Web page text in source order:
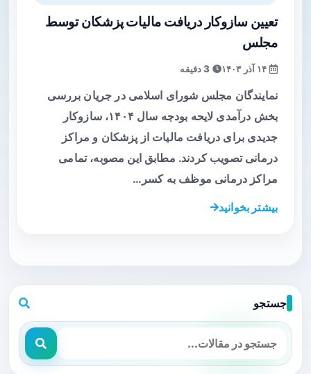
تعیین سازوکار دریافت مالیات پزشکان توسط
مجلس
نمایندگان مجلس شورای اسلامی در جریان بررسی
بخش درآمدی لایحه بودجه سال ۱۴۰۴، سازوکار
جدیدی برای دریافت مالیات از پزشکان و مراکز
درمانی تصویب کردند. مطابق این مصوبه، تمامی
مراکز درمانی موظف به کسر…
بیشتر بخوانید
جستجو